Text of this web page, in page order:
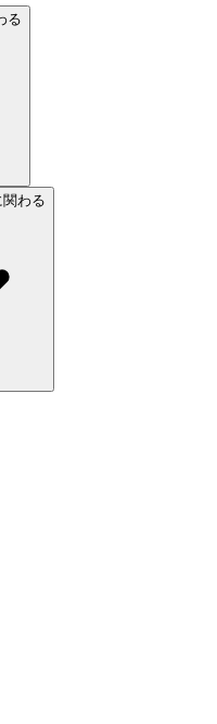
る
わる